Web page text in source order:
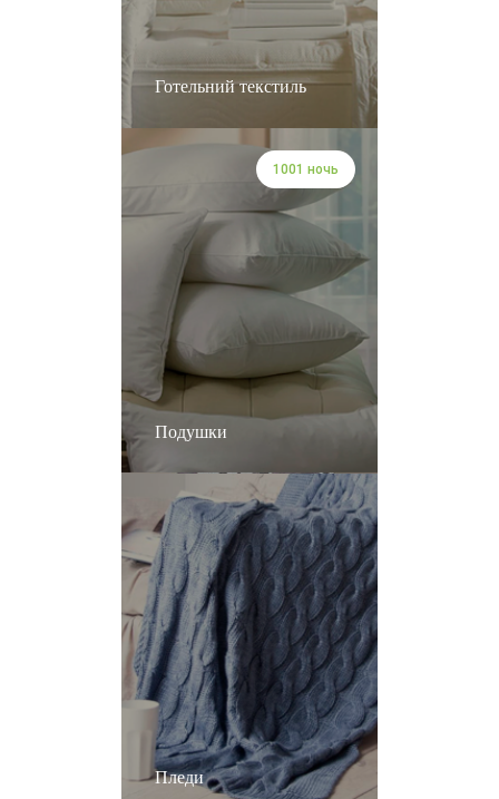
Готельний текстиль
Подушки
1001 ночь
Пледи